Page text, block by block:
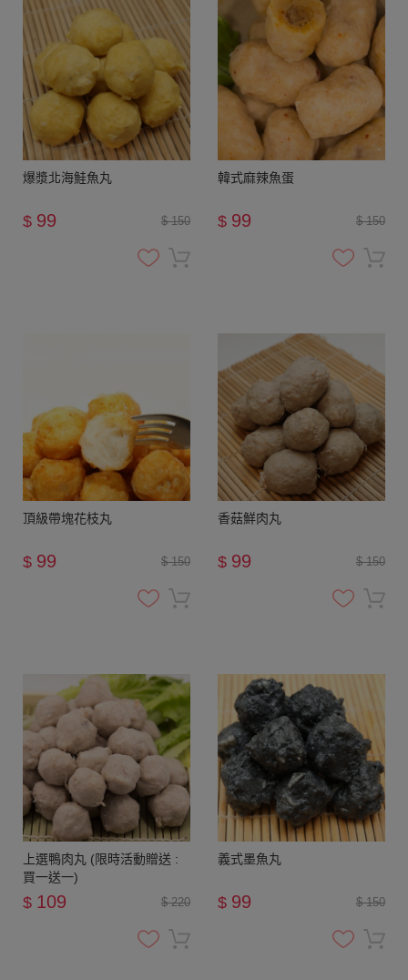
爆漿北海鮭魚丸
$ 150
$ 99
韓式麻辣魚蛋
$ 150
$ 99
頂級帶塊花枝丸
$ 150
$ 99
香菇鮮肉丸
$ 150
$ 99
上選鴨肉丸 (限時活動贈送 :
買一送一)
$ 220
$ 109
義式墨魚丸
$ 150
$ 99